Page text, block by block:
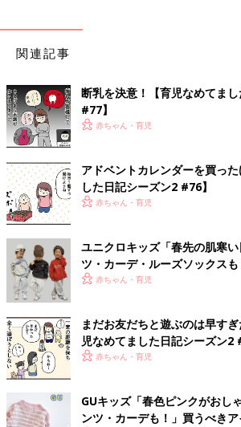
関連記事
断乳を決意！【育児なめてま
#77】
赤ちゃん・育児
アドベントカレンダーを買っ
した日記シーズン2 #76】
赤ちゃん・育児
ユニクロキッズ「春先の肌寒
ツ・カーデ・ルーズソックス
5選赤ちゃん・育児
まだお友だちと遊ぶのは早す
児
赤ちゃん・育児
GUキッズ「春色ピンクがおし
ンツ・カーデも！」買うべき